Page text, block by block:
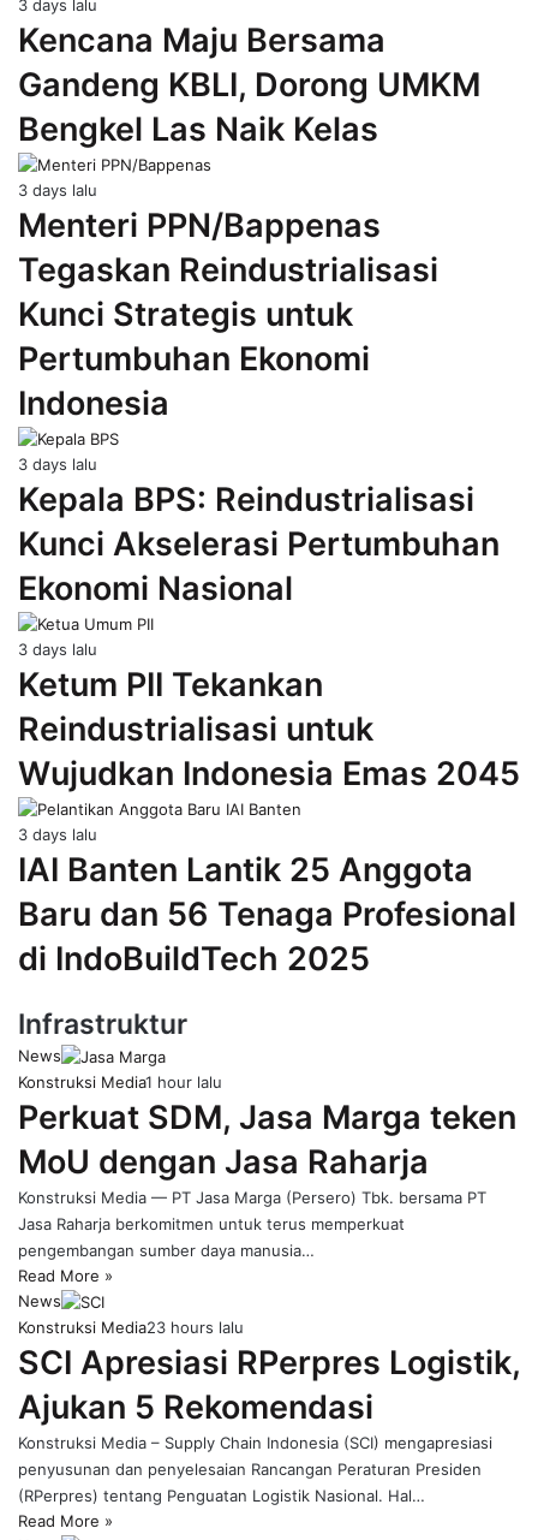
3 days lalu
Kencana Maju Bersama
Gandeng KBLI, Dorong UMKM
Bengkel Las Naik Kelas
3 days lalu
Menteri PPN/Bappenas
Tegaskan Reindustrialisasi
Kunci Strategis untuk
Pertumbuhan Ekonomi
Indonesia
3 days lalu
Kepala BPS: Reindustrialisasi
Kunci Akselerasi Pertumbuhan
Ekonomi Nasional
3 days lalu
Ketum PII Tekankan
Reindustrialisasi untuk
Wujudkan Indonesia Emas 2045
3 days lalu
IAI Banten Lantik 25 Anggota
Baru dan 56 Tenaga Profesional
di IndoBuildTech 2025
Infrastruktur
News
Konstruksi Media1 hour lalu
Perkuat SDM, Jasa Marga teken
MoU dengan Jasa Raharja
Konstruksi Media — PT Jasa Marga (Persero) Tbk. bersama PT
Jasa Raharja berkomitmen untuk terus memperkuat
pengembangan sumber daya manusia…
Read More »
News
Konstruksi Media23 hours lalu
SCI Apresiasi RPerpres Logistik,
Ajukan 5 Rekomendasi
Konstruksi Media – Supply Chain Indonesia (SCI) mengapresiasi
penyusunan dan penyelesaian Rancangan Peraturan Presiden
(RPerpres) tentang Penguatan Logistik Nasional. Hal…
Read More »